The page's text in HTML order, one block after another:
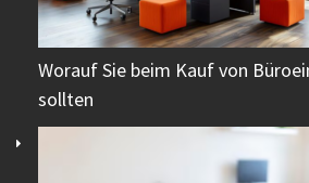
Worauf Sie beim Kauf von
sollten